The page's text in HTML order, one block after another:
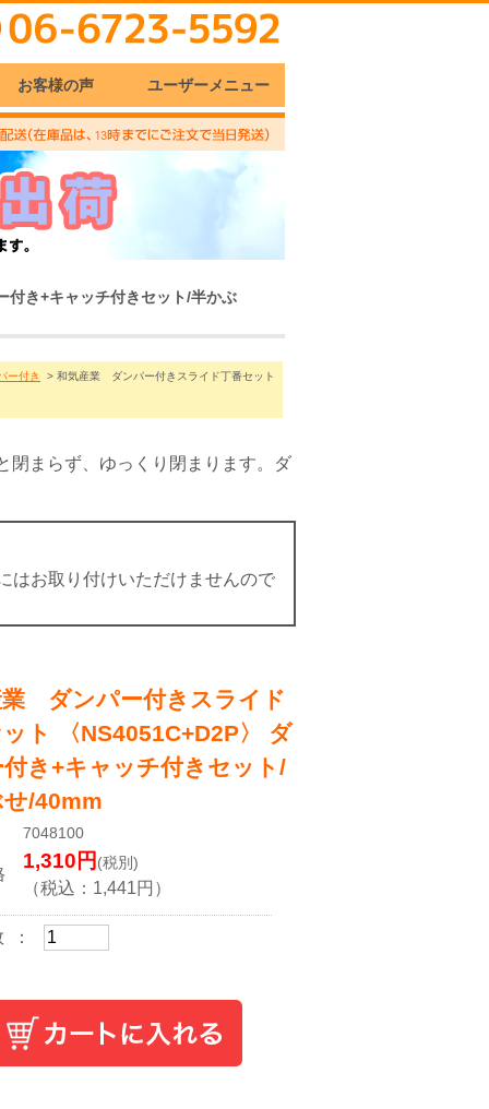
お客様の声 ユーザーメニュー
き+キャッチ付きセット/半かぶ
ー付き > 和気産業 ダンパー付きスライド丁番セット
閉まらず、ゆっくり閉まります。ダ
はお取り付けいただけませんので
業 ダンパー付きスライド
ト 〈NS4051C+D2P〉 ダ
き+キャッチ付きセット/
/40mm
7048100
1,310 円 (税別)
（税込： 1,441 円）
：